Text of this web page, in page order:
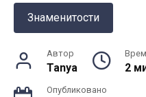
Знаменитости
Автор
Tanya 2
Опубликовано